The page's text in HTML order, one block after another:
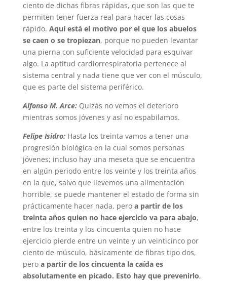
ciento de dichas fibras rápidas, que son las que te
permiten tener fuerza real para hacer las cosas
rápido. Aquí está el motivo por el que los abuelos
se caen o se tropiezan, porque no pueden levantar
una pierna con suficiente velocidad para esquivar
algo. La aptitud cardiorrespiratoria pertenece al
sistema central y nada tiene que ver con el músculo,
que es parte del sistema periférico.
Alfonso M. Arce: Quizás no vemos el deterioro
mientras somos jóvenes y así no espabilamos.
Felipe Isidro: Hasta los treinta vamos a tener una
progresión biológica en la cual somos personas
jóvenes; incluso hay una meseta que se encuentra
en algún periodo entre los veinte y los treinta años
en la que, salvo que llevemos una alimentación
horrible, se puede mantener el estado de forma sin
prácticamente hacer nada, pero a partir de los
treinta años quien no hace ejercicio va para abajo,
entre los treinta y los cincuenta quien no hace
ejercicio pierde entre un veinte y un veinticinco por
ciento de músculo, básicamente de fibras tipo dos,
pero a partir de los cincuenta la caída es
absolutamente en picado. Esto hay que prevenirlo,